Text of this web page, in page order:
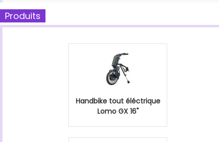
Produits
Handbike tout éléctrique
Lomo GX 16"